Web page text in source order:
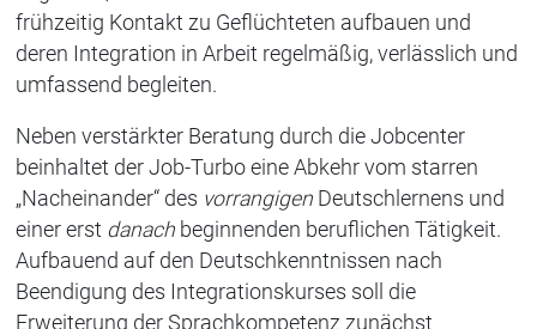
frühzeitig Kontakt zu Geflüchteten aufbauen und
deren Integration in Arbeit regelmäßig, verlässlich und
umfassend begleiten.
Neben verstärkter Beratung durch die Jobcenter
beinhaltet der Job-Turbo eine Abkehr vom starren
„Nacheinander“ des vorrangigenDeutschlernens und
einer erst danachbeginnenden beruflichen Tätigkeit.
Aufbauend auf den Deutschkenntnissen nach
Beendigung des Integrationskurses soll die
Erweiterung der Sprachkompetenz zunächst